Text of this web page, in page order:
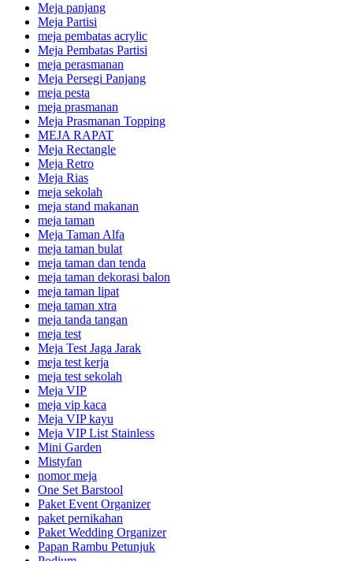
Meja panjang
Meja Partisi
meja pembatas acrylic
Meja Pembatas Partisi
meja perasmanan
Meja Persegi Panjang
meja pesta
meja prasmanan
Meja Prasmanan Topping
MEJA RAPAT
Meja Rectangle
Meja Retro
Meja Rias
meja sekolah
meja stand makanan
meja taman
Meja Taman Alfa
meja taman bulat
meja taman dan tenda
meja taman dekorasi balon
meja taman lipat
meja taman xtra
meja tanda tangan
meja test
Meja Test Jaga Jarak
meja test kerja
meja test sekolah
Meja VIP
meja vip kaca
Meja VIP kayu
Meja VIP List Stainless
Mini Garden
Mistyfan
nomor meja
One Set Barstool
Paket Event Organizer
paket pernikahan
Paket Wedding Organizer
Papan Rambu Petunjuk